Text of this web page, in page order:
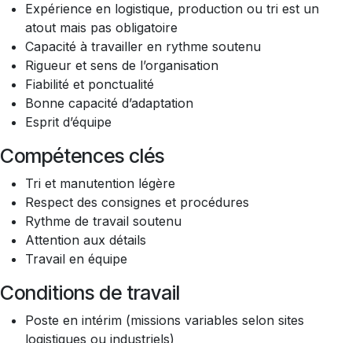
Expérience en logistique, production ou tri est un
atout mais pas obligatoire
Capacité à travailler en rythme soutenu
Rigueur et sens de l’organisation
Fiabilité et ponctualité
Bonne capacité d’adaptation
Esprit d’équipe
Compétences clés
Tri et manutention légère
Respect des consignes et procédures
Rythme de travail soutenu
Attention aux détails
Travail en équipe
Conditions de travail
Poste en intérim (missions variables selon sites
logistiques ou industriels)